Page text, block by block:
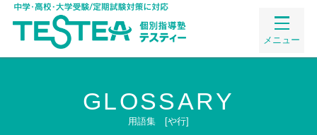
メニュー
GLOSSARY
用語集 [や行]